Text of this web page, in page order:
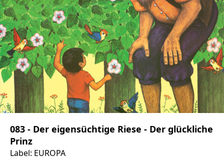
083 - Der eigensüchtige Riese - Der glückliche
Prinz
Label: EUROPA